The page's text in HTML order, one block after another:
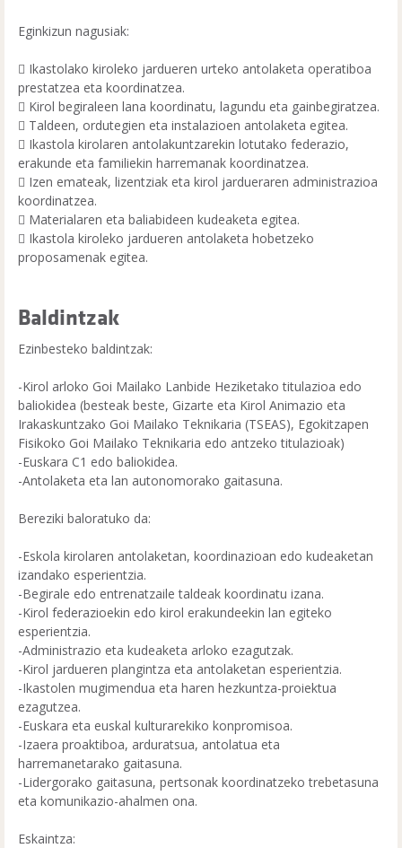
Eginkizun nagusiak:
 Ikastolako kiroleko jardueren urteko antolaketa operatiboa
prestatzea eta koordinatzea.
 Kirol begiraleen lana koordinatu, lagundu eta gainbegiratzea.
 Taldeen, ordutegien eta instalazioen antolaketa egitea.
 Ikastola kirolaren antolakuntzarekin lotutako federazio,
erakunde eta familiekin harremanak koordinatzea.
 Izen emateak, lizentziak eta kirol jardueraren administrazioa
koordinatzea.
 Materialaren eta baliabideen kudeaketa egitea.
 Ikastola kiroleko jardueren antolaketa hobetzeko
proposamenak egitea.
Baldintzak
Ezinbesteko baldintzak:
-Kirol arloko Goi Mailako Lanbide Heziketako titulazioa edo
baliokidea (besteak beste, Gizarte eta Kirol Animazio eta
Irakaskuntzako Goi Mailako Teknikaria (TSEAS), Egokitzapen
Fisikoko Goi Mailako Teknikaria edo antzeko titulazioak)
-Euskara C1 edo baliokidea.
-Antolaketa eta lan autonomorako gaitasuna.
Bereziki baloratuko da:
-Eskola kirolaren antolaketan, koordinazioan edo kudeaketan
izandako esperientzia.
-Begirale edo entrenatzaile taldeak koordinatu izana.
-Kirol federazioekin edo kirol erakundeekin lan egiteko
esperientzia.
-Administrazio eta kudeaketa arloko ezagutzak.
-Kirol jardueren plangintza eta antolaketan esperientzia.
-Ikastolen mugimendua eta haren hezkuntza-proiektua
ezagutzea.
-Euskara eta euskal kulturarekiko konpromisoa.
-Izaera proaktiboa, arduratsua, antolatua eta
harremanetarako gaitasuna.
-Lidergorako gaitasuna, pertsonak koordinatzeko trebetasuna
eta komunikazio-ahalmen ona.
Eskaintza: